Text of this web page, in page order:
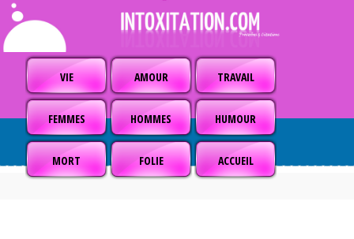
VIE AMOUR TRAVAIL
FEMMES HOMMES HUMOUR
MORT FOLIE ACCUEIL